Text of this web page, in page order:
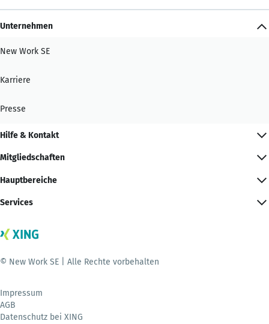
Unternehmen
New Work SE
Karriere
Presse
Hilfe & Kontakt
Mitgliedschaften
Hauptbereiche
Services
© New Work SE | Alle Rechte vorbehalten
Impressum
AGB
Datenschutz bei XING